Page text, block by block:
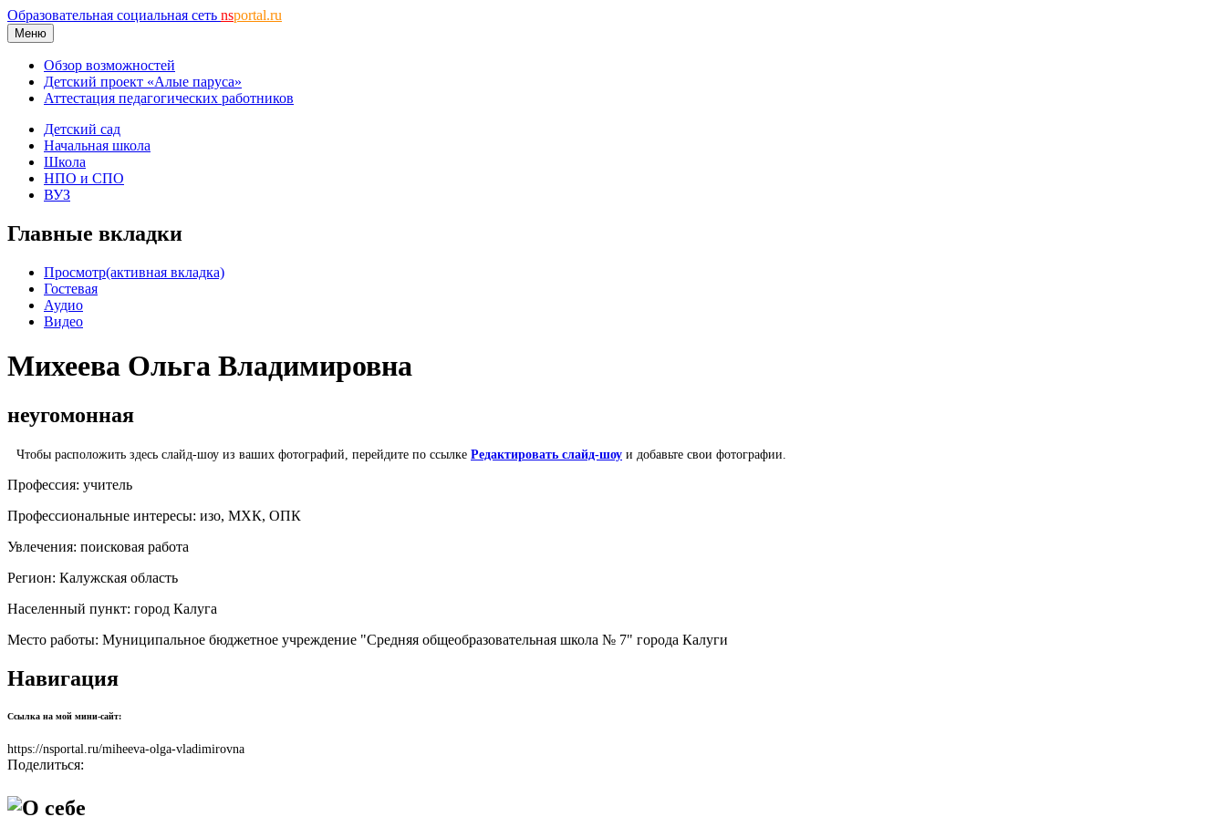
Образовательная социальная сеть nsportal.ru
Меню
Обзор возможностей
Детский проект «Алые паруса»
Аттестация педагогических работников
Детский сад
Начальная школа
Школа
НПО и СПО
ВУЗ
Главные вкладки
Просмотр(активная вкладка)
Гостевая
Аудио
Видео
Михеева Ольга Владимировна
неугомонная
Чтобы расположить здесь слайд-шоу из ваших фотографий, перейдите по ссылке Редактировать слайд-шоу и добавьте свои фотографии.
Профессия: учитель
Профессиональные интересы: изо, МХК, ОПК
Увлечения: поисковая работа
Регион: Калужская область
Населенный пункт: город Калуга
Место работы: Муниципальное бюджетное учреждение "Средняя общеобразовательная школа № 7" города Калуги
Навигация
Ссылка на мой мини-сайт:
https://nsportal.ru/miheeva-olga-vladimirovna
Поделиться:
О себе